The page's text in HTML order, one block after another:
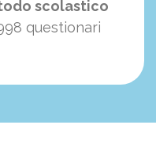
scolastico
questionari